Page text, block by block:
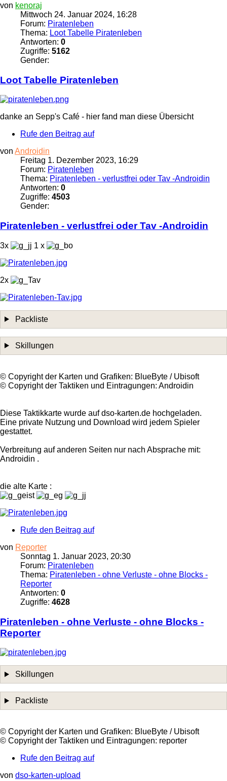
von kenoraj
Mittwoch 24. Januar 2024, 16:28
Forum: Piratenleben
Thema: Loot Tabelle Piratenleben
Antworten: 0
Zugriffe: 5162
Gender:
Loot Tabelle Piratenleben
danke an Sepp's Café - hier fand man diese Übersicht
Rufe den Beitrag auf
von Androidin
Freitag 1. Dezember 2023, 16:29
Forum: Piratenleben
Thema: Piratenleben - verlustfrei oder Tav -Androidin
Antworten: 0
Zugriffe: 4503
Gender:
Piratenleben - verlustfrei oder Tav -Androidin
3x 1 x
2x
Packliste
Skillungen
©️ Copyright der Karten und Grafiken: BlueByte / Ubisoft
©️ Copyright der Taktiken und Eintragungen: Androidin
Diese Taktikkarte wurde auf dso-karten.de hochgeladen.
Eine private Nutzung und Download wird jedem Spieler
gestattet.
Verbreitung auf anderen Seiten nur nach Absprache mit:
Androidin .
die alte Karte :
Rufe den Beitrag auf
von Reporter
Sonntag 1. Januar 2023, 20:30
Forum: Piratenleben
Thema: Piratenleben - ohne Verluste - ohne Blocks -
Reporter
Antworten: 0
Zugriffe: 4628
Piratenleben - ohne Verluste - ohne Blocks -
Reporter
Skillungen
Packliste
©️ Copyright der Karten und Grafiken: BlueByte / Ubisoft
©️ Copyright der Taktiken und Eintragungen: reporter
Rufe den Beitrag auf
von dso-karten-upload